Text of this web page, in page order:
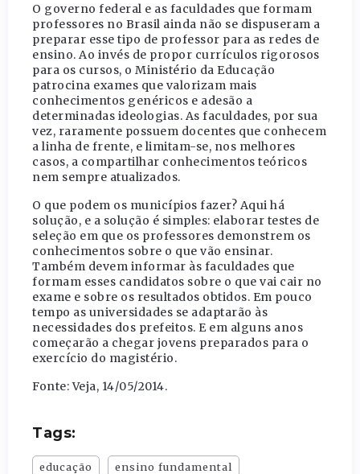
O governo federal e as faculdades que formam
professores no Brasil ainda não se dispuseram a
preparar esse tipo de professor para as redes de
ensino. Ao invés de propor currículos rigorosos
para os cursos, o Ministério da Educação
patrocina exames que valorizam mais
conhecimentos genéricos e adesão a
determinadas ideologias. As faculdades, por sua
vez, raramente possuem docentes que conhecem
a linha de frente, e limitam-se, nos melhores
casos, a compartilhar conhecimentos teóricos
nem sempre atualizados.
O que podem os municípios fazer? Aqui há
solução, e a solução é simples: elaborar testes de
seleção em que os professores demonstrem os
conhecimentos sobre o que vão ensinar.
Também devem informar às faculdades que
formam esses candidatos sobre o que vai cair no
exame e sobre os resultados obtidos. Em pouco
tempo as universidades se adaptarão às
necessidades dos prefeitos. E em alguns anos
começarão a chegar jovens preparados para o
exercício do magistério.
Fonte: Veja, 14/05/2014.
Tags:
educação ensino fundamental